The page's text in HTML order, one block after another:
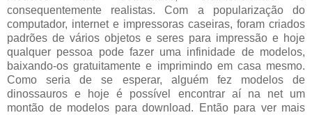
consequentemente realistas. Com a popularização do
computador, internet e impressoras caseiras, foram criados
padrões de vários objetos e seres para impressão e hoje
qualquer pessoa pode fazer uma infinidade de modelos,
baixando-os gratuitamente e imprimindo em casa mesmo.
Como seria de se esperar, alguém fez modelos de
dinossauros e hoje é possível encontrar aí na net um
montão de modelos para download. Então para ver mais